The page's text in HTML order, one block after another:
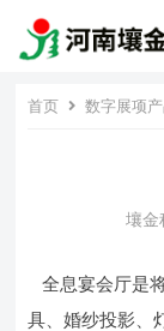
首页 数字展项
壤金
全息宴会厅是
具、婚纱投影、